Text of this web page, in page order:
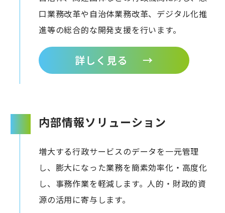
口業務改革や自治体業務改革、デジタル化推
進等の総合的な開発支援を行います。
詳しく見る →
内部情報ソリューション
増大する行政サービスのデータを一元管理
し、膨大になった業務を簡素効率化・高度化
し、事務作業を軽減します。人的・財政的資
源の活用に寄与します。